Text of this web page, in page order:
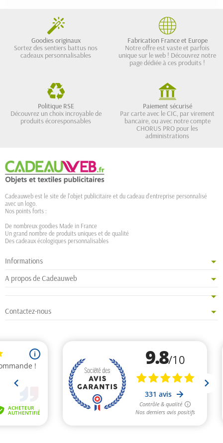
Goodies originaux
Sortez des sentiers battus nos
cadeaux personnalisables
Fabrication France et Europe
Notre offre est vaste et parfois
unique sur le web ! Découvrez notre
page dédiée à ces produits !
Politique RSE
Découvrez un choix incroyable de
produits écoresponsables
Paiement sécurisé
Par carte avec le CIC, par virement
bancaire, ou avec notre compte
CHORUS PRO pour les
administrations
Cadeauweb est le site de l'objet publicitaire et du cadeau d'entreprise personnalisé
avec un logo.
Nos points forts :
De nombreux goodies Made in France
Un grand nombre de produits uniques et de qualité
Des cadeaux écologiques personnalisables
Informations
A propos de Cadeauweb
Contactez-nous